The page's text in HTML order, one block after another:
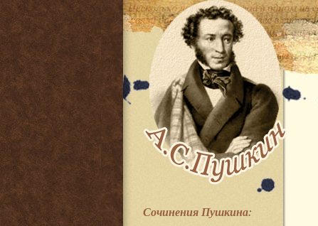
Сочинения Пушкина: